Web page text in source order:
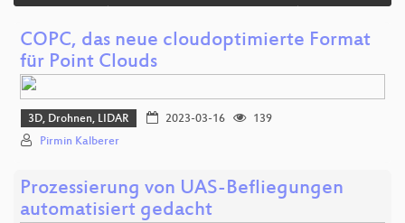
COPC, das neue cloudoptimierte Format
für Point Clouds
3D, Drohnen, LIDAR 2023-03-16
139
Pirmin Kalberer
Prozessierung von UAS-Befliegungen
automatisiert gedacht